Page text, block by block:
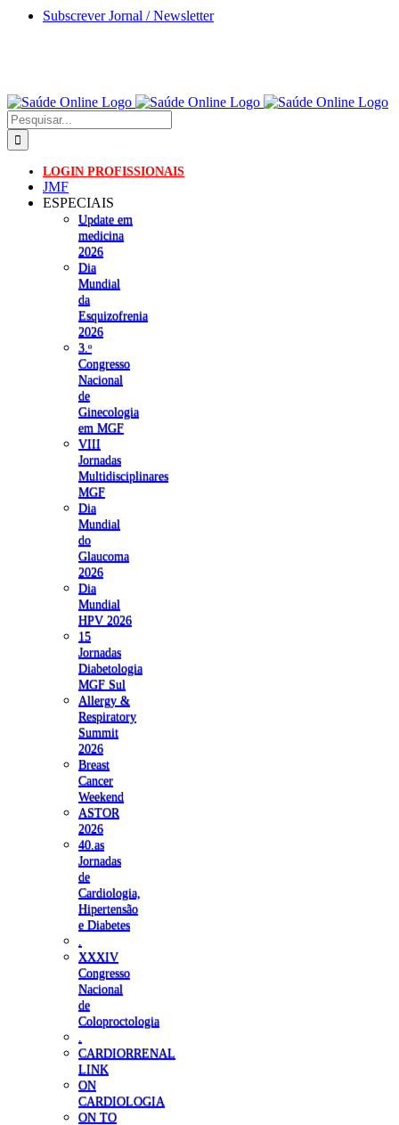
Skip
Subscrever Jornal / Newsletter
Pesquisar
LOGIN PROFISSIONAIS
JMF
ESPECIAIS
Update em
medicina
2026
Dia
Mundial
da
Esquizofrenia
2026
3.ᵒ
Congresso
Nacional
de
Ginecologia
em MGF
VIII
Jornadas
Multidisciplinares
MGF
Dia
Mundial
do
Glaucoma
2026
Dia
Mundial
HPV 2026
15
Jornadas
Diabetologia
MGF Sul
Allergy &
Respiratory
Summit
2026
Breast
Cancer
Weekend
ASTOR
2026
40.as
Jornadas
de
Cardiologia,
Hipertensão
e Diabetes
XXXIV
Congresso
Nacional
de
Coloproctologia
CARDIORRENAL
LINK
ON
CARDIOLOGIA
ON TO